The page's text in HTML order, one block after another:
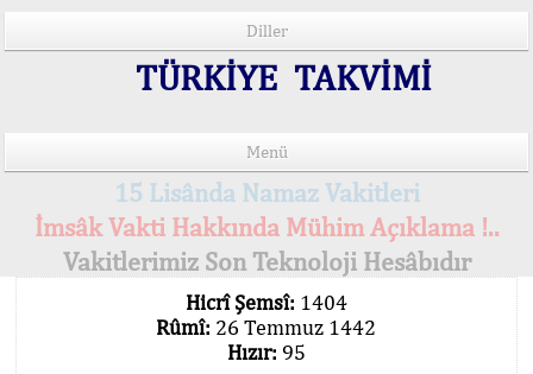
Diller
TÜRKİYE TAKVİMİ
Menü
15 Lisânda Namaz Vakitleri
İmsâk Vakti Hakkında Mühim Açıklama !..
Vakitlerimiz Son Teknoloji Hesâbıdır
Hicrî Şemsî: 1404
Rûmî: 26 Temmuz 1442
Hızır: 95